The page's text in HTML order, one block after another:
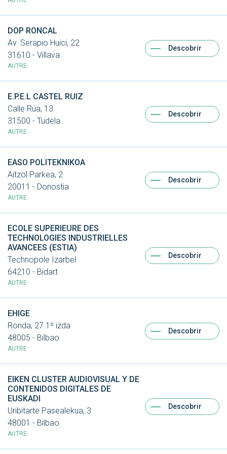
DOP RONCAL
Av. Serapio Huici, 22
31610 - Villava
AUTRE
Descobrir
E.P.E.L CASTEL RUIZ
Calle Rúa, 13
31500 - Tudela
AUTRE
Descobrir
EASO POLITEKNIKOA
Aitzol Parkea, 2
20011 - Donostia
AUTRE
Descobrir
ECOLE SUPERIEURE DES
TECHNOLOGIES INDUSTRIELLES
AVANCEES (ESTIA)
Technopole Izarbel
64210 - Bidart
AUTRE
Descobrir
EHIGE
Ronda, 27 1º izda
48005 - Bilbao
AUTRE
Descobrir
EIKEN CLUSTER AUDIOVISUAL Y DE
CONTENIDOS DIGITALES DE
EUSKADI
Uribitarte Pasealekua, 3
48001 - Bilbao
AUTRE
Descobrir